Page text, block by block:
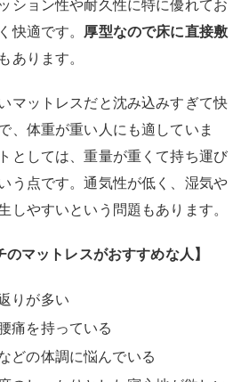
りが多い
痛を持っている
のしっかりとした寝心地が欲しい
上
ットレスは、低反発や高反発な
層から構成されています。これに
、通気性や耐久性などの機能を調
大きい人でも体をしっかりと支え